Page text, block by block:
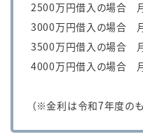
2500万円借入の場合
3000万円借入の場合
3500万円借入の場合
4000万円借入の場合
（※金利は令和7年度のも